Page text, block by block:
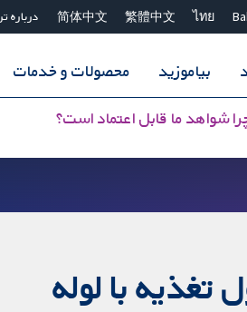
ไทย
繁體中文
简体中文 درباره
شواهد ما قابل اعتماد است؟
بیاموزید محصولات و خدمات
با لوله